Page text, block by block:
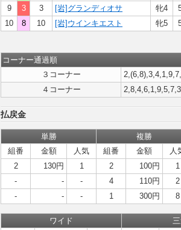
9
3 3 [岩]グランディオサ 牝4
10
8 10 [岩]ウインキエスト 牝5
コーナー通過順
３コーナー
４コーナー
払戻金
単勝
複勝
組番
金額 人気 組番 金額
人
2
130円 1 2 100円
1
-
- - 4 110円
2
-
- - 1 300円 8
ワイド